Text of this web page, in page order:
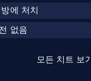
에 처치
없음
모든 치트 보기